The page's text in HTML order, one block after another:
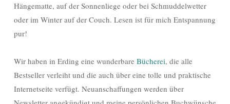
Hängematte, auf der Sonnenliege oder bei Schmuddelwetter
oder im Winter auf der Couch. Lesen ist für mich Entspannung
pur!
Wir haben in Erding eine wunderbare Bücherei, die alle
Bestseller verleiht und die auch über eine tolle und praktische
Internetseite verfügt. Neuanschaffungen werden über